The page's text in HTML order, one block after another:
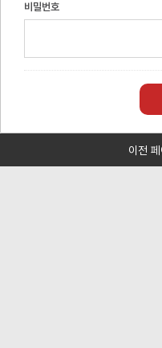
비밀번호
이전